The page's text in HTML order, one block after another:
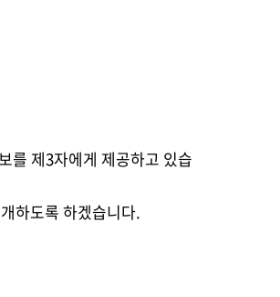
를 제3자에게 제공하고 있습
하도록 하겠습니다.